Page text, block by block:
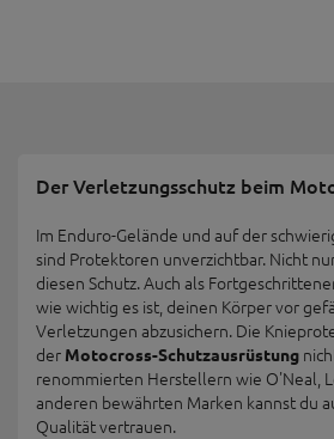
Der Verletzungsschutz beim
Im Enduro-Gelände und auf der
sind Protektoren unverzichtbar. Nicht
diesen Schutz. Auch als
wie wichtig es ist, deinen Körper vor
Verletzungen abzusichern. Die
der Motocross-Schutzausrüstung
renommierten Herstellern wie O'Neal,
anderen bewährten Marken kannst du
Qualität vertrauen.